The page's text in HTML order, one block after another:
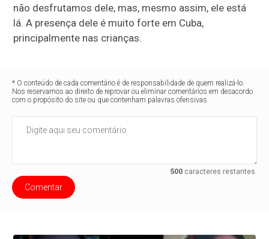
não desfrutamos dele, mas, mesmo assim, ele está
lá. A presença dele é muito forte em Cuba,
principalmente nas crianças.
* O conteúdo de cada comentário é de responsabilidade de quem realizá-lo.
Nos reservamos ao direito de reprovar ou eliminar comentários em desacordo
com o propósito do site ou que contenham palavras ofensivas.
500caracteres restantes.
Comentar